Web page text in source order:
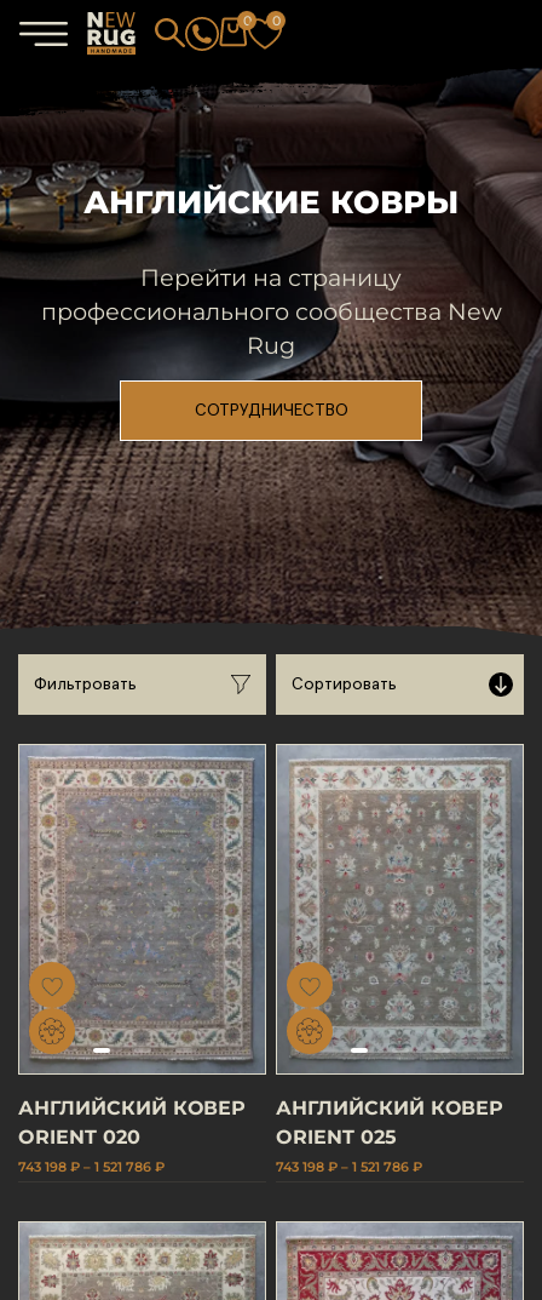
0 0
АНГЛИЙСКИЕ КОВРЫ
Перейти на страницу
профессионального сообщества New
Rug
СОТРУДНИЧЕСТВО
Фильтровать Сортировать
АНГЛИЙСКИЙ КОВЕР
ORIENT 020
743 198 ₽ – 1 521 786 ₽
АНГЛИЙСКИЙ КОВЕР
ORIENT 025
743 198 ₽ – 1 521 786 ₽